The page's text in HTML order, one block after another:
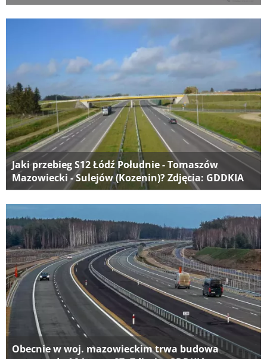
Jaki przebieg S12 Łódź Południe - Tomaszów
Mazowiecki - Sulejów (Kozenin)? Zdjęcia: GDDKIA
Obecnie w woj. mazowieckim trwa budowa